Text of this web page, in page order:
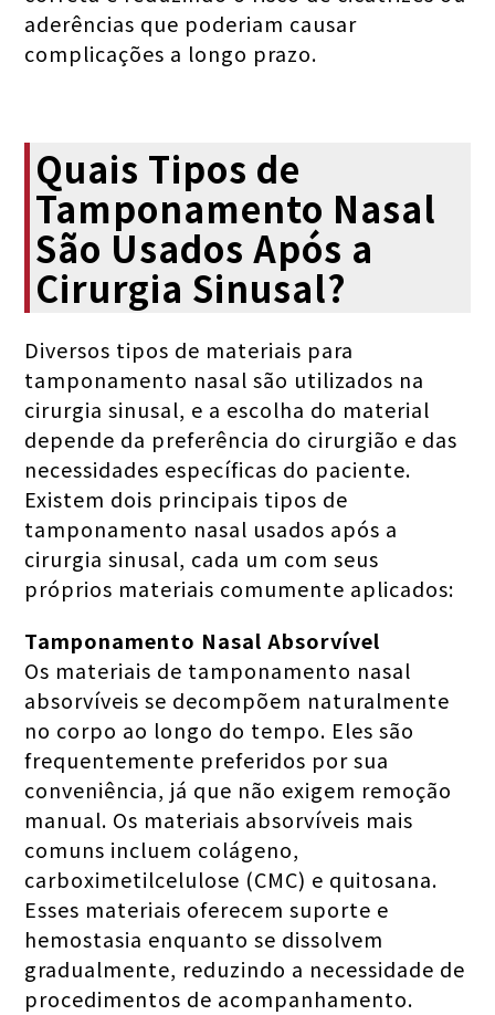
aderências que poderiam causar
complicações a longo prazo.
Quais Tipos de
Tamponamento Nasal
São Usados Após a
Cirurgia Sinusal?
Diversos tipos de materiais para
tamponamento nasal são utilizados na
cirurgia sinusal, e a escolha do material
depende da preferência do cirurgião e das
necessidades específicas do paciente.
Existem dois principais tipos de
tamponamento nasal usados após a
cirurgia sinusal, cada um com seus
próprios materiais comumente aplicados:
Tamponamento Nasal Absorvível
Os materiais de tamponamento nasal
absorvíveis se decompõem naturalmente
no corpo ao longo do tempo. Eles são
frequentemente preferidos por sua
conveniência, já que não exigem remoção
manual. Os materiais absorvíveis mais
comuns incluem colágeno,
carboximetilcelulose (CMC) e quitosana.
Esses materiais oferecem suporte e
hemostasia enquanto se dissolvem
gradualmente, reduzindo a necessidade de
procedimentos de acompanhamento.